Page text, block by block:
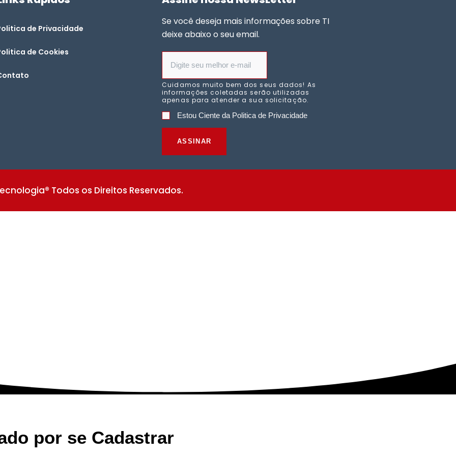
de Privacidade
de Cookies
Se você deseja mais informações sobre TI
deixe abaixo o seu email.
Cuidamos muito bem dos seus dados! As
informações coletadas serão utilizadas
apenas para atender a sua solicitação.
Estou Ciente da Politica de Privacidade
ASSINAR
Todos os Direitos Reservados.
por se Cadastrar